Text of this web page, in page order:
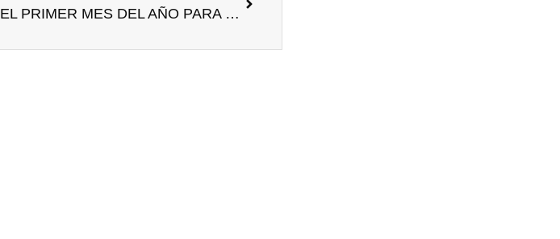
LOS DESAFÍOS DEL PRIMER MES DEL AÑO PARA LOS ASESORES FISCALES Y CONTABLES